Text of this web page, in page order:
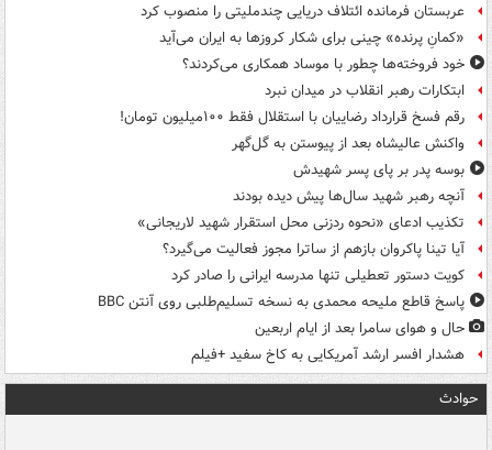
عربستان فرمانده ائتلاف دریایی چندملیتی را منصوب کرد
«کمانِ پرنده» چینی برای شکار کروزها به ایران می‌آید
خود فروخته‌ها چطور با موساد همکاری می‌کردند؟
ابتکارات رهبر انقلاب در میدان نبرد
رقم فسخ قرارداد رضاییان با استقلال فقط ۱۰۰میلیون تومان!
واکنش عالیشاه بعد از پیوستن به گل‌گهر
بوسه‌ پدر بر پای پسر شهیدش
آنچه رهبر شهید سال‌ها پیش دیده بودند
تکذیب ادعای «نحوه ردزنی محل استقرار شهید لاریجانی»
آیا تینا پاکروان بازهم از ساترا مجوز فعالیت می‌گیرد؟
کویت دستور تعطیلی تنها مدرسه ایرانی را صادر کرد
پاسخ قاطع ملیحه محمدی به نسخه تسلیم‌طلبی روی آنتن BBC
حال و هوای سامرا بعد از ایام اربعین
هشدار افسر ارشد آمریکایی به کاخ سفید +فیلم
حوادث